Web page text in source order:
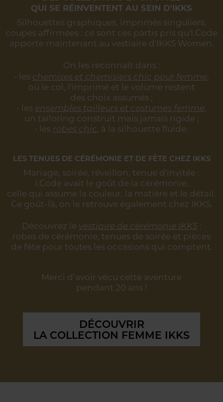
QUI SE RÉINVENTENT AU SEIN D'IKKS
Silhouettes graphiques, imprimés singuliers,
coupes affirmées : ce sont ces partis pris qu'I.Code
apporte maintenant au vestiaire d'IKKS Women.
On les reconnaît dans :
• les chemises et chemisiers chic pour femme,
où le col, l'imprimé et le volume restent
des choix assumés ;
• les ensembles tailleurs et costumes femme,
un tailoring construit mais jamais rigide ;
• les robes chic, à la silhouette fluide.
LES TENUES DE CÉRÉMONIE ET DE FÊTE CHEZ IKKS
Mariage, soirée, réveillon, tenue d'invitée :
I.Code avait le goût de la cérémonie,
celle qui assume la couleur, la matière et le détail.
Ce goût-là, on le retrouve également chez IKKS.
Découvrez le vestiaire de cérémonie IKKS:
robes de cérémonie, tenues de soirée et pièces
de fête pour toutes les occasions qui comptent.
Merci d’avoir vécu cette aventure
pendant 20 ans !
DÉCOUVRIR
LA COLLECTION FEMME IKKS